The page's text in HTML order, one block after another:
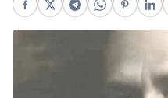
Facebook
X Telegram
WhatsApp